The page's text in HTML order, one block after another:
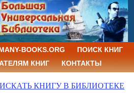
BOOKS.ORG
ПОИСК КНИГ
КНИГ
КОНТАКТЫ
ИСКАТЬ КНИГУ В БИБЛИОТЕКЕ